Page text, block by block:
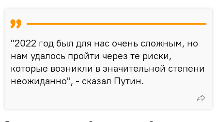
"2022 год был для нас очень сложным, но
нам удалось пройти через те риски,
которые возникли в значительной степени
неожиданно", - сказал Путин.